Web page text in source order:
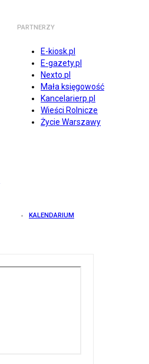
PARTNERZY
E-kiosk.pl
E-gazety.pl
Nexto.pl
Mała księgowość
Kancelarierp.pl
Wieści Rolnicze
Życie Warszawy
KALENDARIUM